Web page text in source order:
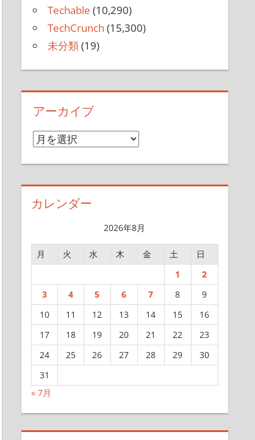
Techable (10,290)
TechCrunch (15,300)
未分類(19)
アーカイブ
ア
ブ
カレンダー
2026年8月
月 火 水 木 金 土
日
1
2
3
4 5 6 7 8
9
10
11 12 13 14 15
16
17
18 19 20 21 22
23
24
25 26 27 28 29
30
31
« 7月